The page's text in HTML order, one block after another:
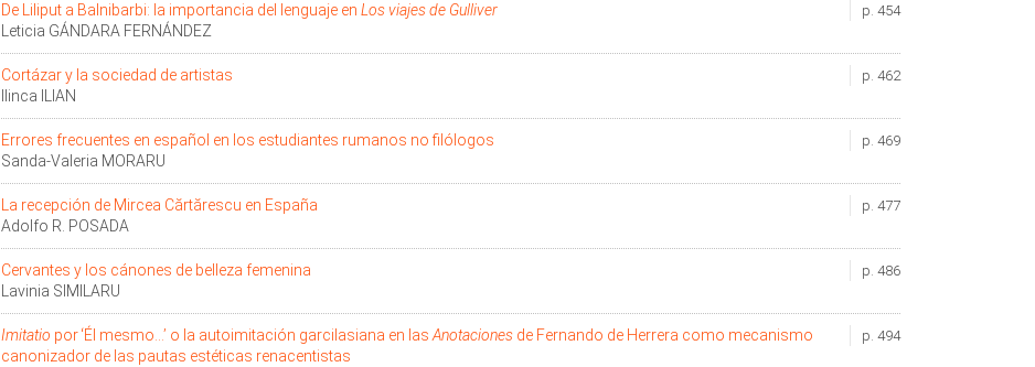
p. 454
De Liliput a Balnibarbi: la importancia del lenguaje en Los viajes de Gulliver
Leticia GÁNDARA FERNÁNDEZ
p. 462
Cortázar y la sociedad de artistas
Ilinca ILIAN
p. 469
Errores frecuentes en español en los estudiantes rumanos no filólogos
Sanda-Valeria MORARU
p. 477
La recepción de Mircea Cărtărescu en España
Adolfo R. POSADA
p. 486
Cervantes y los cánones de belleza femenina
Lavinia SIMILARU
p. 494
Imitatio por ʻÉl mesmo...ʼ o la autoimitación garcilasiana en lasAnotaciones de Fernando de Herrera como mecanismo
canonizador de las pautas estéticas renacentistas